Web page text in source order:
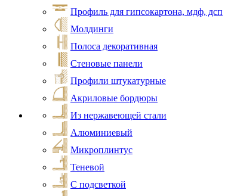
Профиль для гипсокартона, мдф, дсп
Молдинги
Полоса декоративная
Стеновые панели
Профили штукатурные
Акриловые бордюры
Из нержавеющей стали
Алюминиевый
Микроплинтус
Теневой
С подсветкой